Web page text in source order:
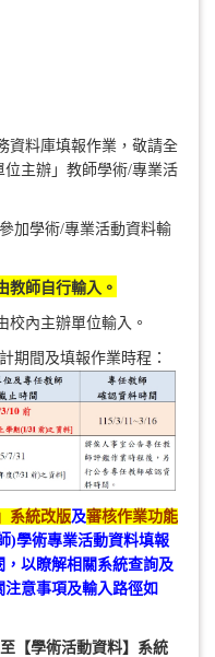
資料庫填報作業，敬請全
主辦」教師學術/專業活
加學術/專業活動資料輸
教師自行輸入。
校內主辦單位輸入。
期間及填報作業時程：
系統改版及審核作業功能
)學術專業活動資料填報
以瞭解相關系統查詢及
意事項及輸入路徑如
至【學術活動資料】系統